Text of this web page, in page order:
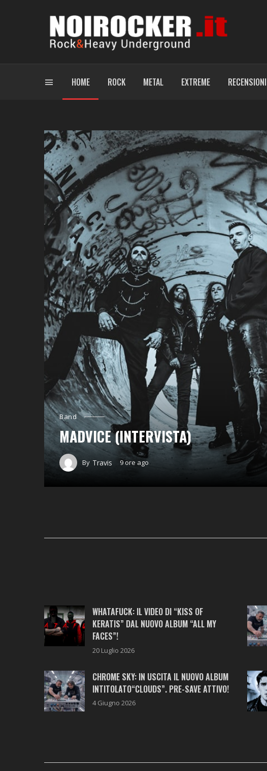
HOME ROCK METAL EXTREME RECENSIONI
Band
MADVICE (INTERVISTA)
By Travis 9 ore ago
WHATAFUCK: IL VIDEO DI “KISS OF
KERATIS” DAL NUOVO ALBUM “ALL MY
FACES”!
20 Luglio 2026
CHROME SKY: IN USCITA IL NUOVO ALBUM
INTITOLATO“CLOUDS”. PRE-SAVE ATTIVO!
4 Giugno 2026